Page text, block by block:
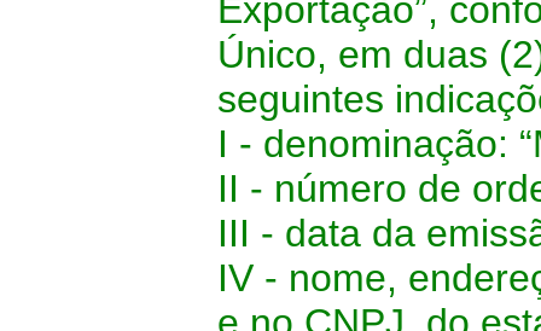
Exportação”,
Único, em duas
seguintes
I - denominação:
II - número de
III - data da
IV - nome,